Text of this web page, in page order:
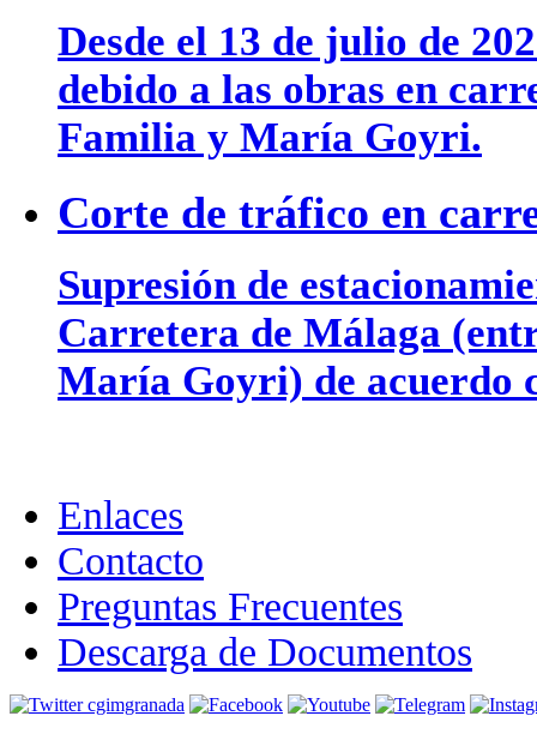
Desde el 13 de julio de
debido a las obras en
Familia y María Goyri.
Corte de tráfico en
Supresión de
Carretera de Málaga
María Goyri) de acuerdo
Enlaces
Contacto
Preguntas Frecuentes
Descarga de Documentos